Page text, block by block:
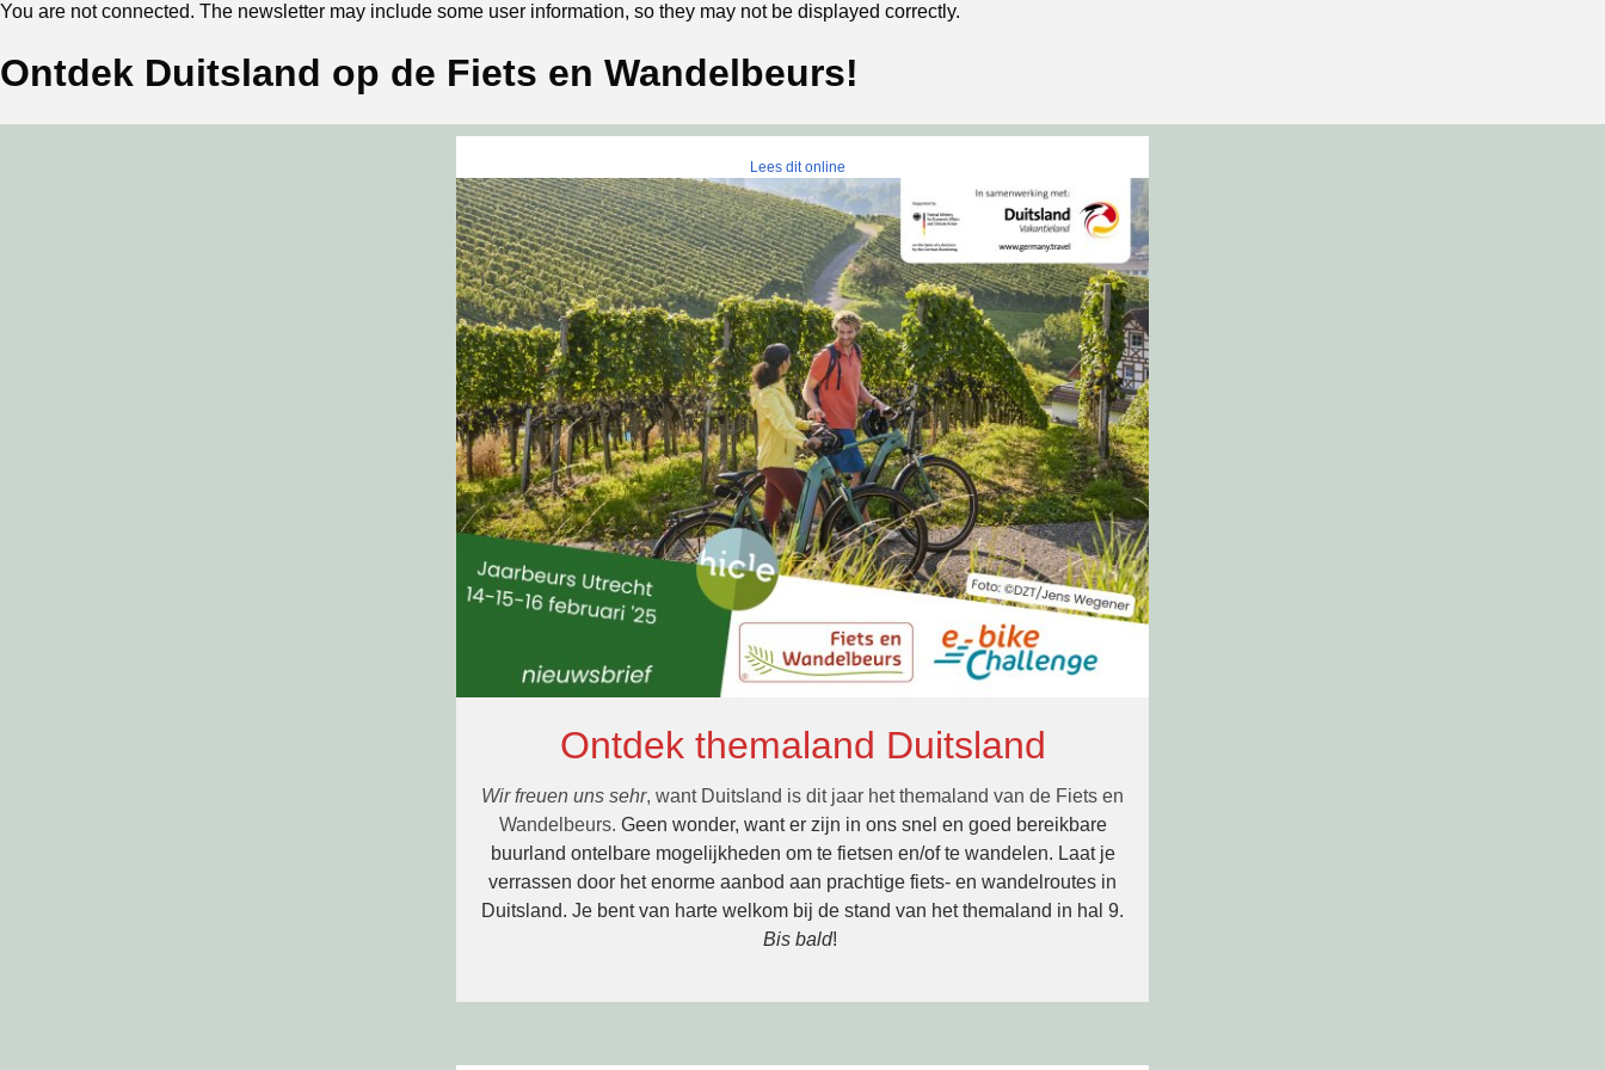
You are not connected. The newsletter may include some user information, so they may not be displayed correctly.
Ontdek Duitsland op de Fiets en Wandelbeurs!
Lees dit online
Ontdek themaland Duitsland
Wir freuen uns sehr, want Duitsland is dit jaar het themaland van de Fiets en
Wandelbeurs. Geen wonder, want er zijn in ons snel en goed bereikbare
buurland ontelbare mogelijkheden om te fietsen en/of te wandelen. Laat je
verrassen door het enorme aanbod aan prachtige fiets- en wandelroutes in
Duitsland. Je bent van harte welkom bij de stand van het themaland in hal 9.
Bis bald!